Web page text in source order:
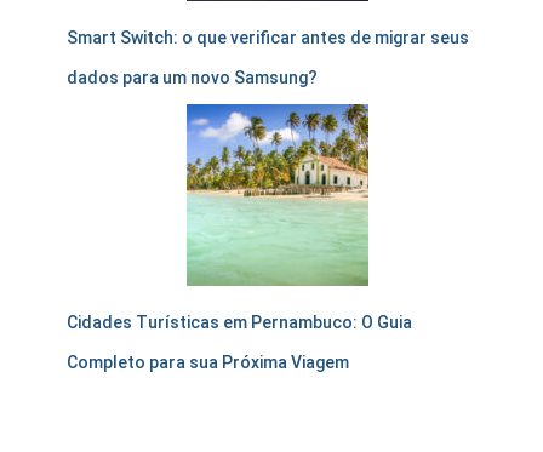
Smart Switch: o que verificar antes de migrar seus
dados para um novo Samsung?
Cidades Turísticas em Pernambuco: O Guia
Completo para sua Próxima Viagem